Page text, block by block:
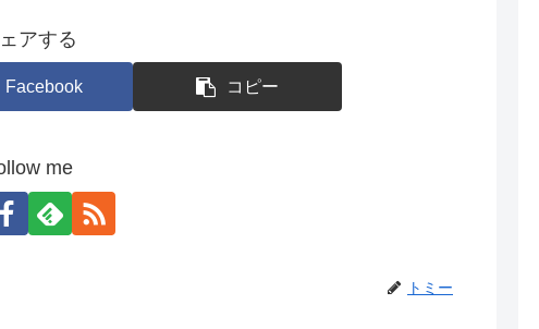
アする
Facebook コピー
me
トミー